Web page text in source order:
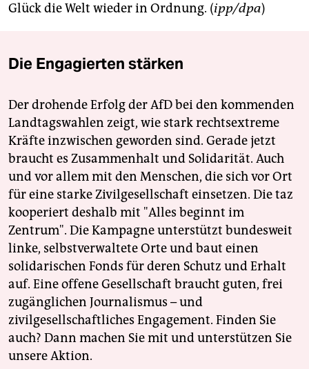
Glück die Welt wieder in Ordnung. (ipp/dpa)
Die Engagierten stärken
Der drohende Erfolg der AfD bei den kommenden
Landtagswahlen zeigt, wie stark rechtsextreme
Kräfte inzwischen geworden sind. Gerade jetzt
braucht es Zusammenhalt und Solidarität. Auch
und vor allem mit den Menschen, die sich vor Ort
für eine starke Zivilgesellschaft einsetzen. Die taz
kooperiert deshalb mit "Alles beginnt im
Zentrum". Die Kampagne unterstützt bundesweit
linke, selbstverwaltete Orte und baut einen
solidarischen Fonds für deren Schutz und Erhalt
auf. Eine offene Gesellschaft braucht guten, frei
zugänglichen Journalismus – und
zivilgesellschaftliches Engagement. Finden Sie
auch? Dann machen Sie mit und unterstützen Sie
unsere Aktion.